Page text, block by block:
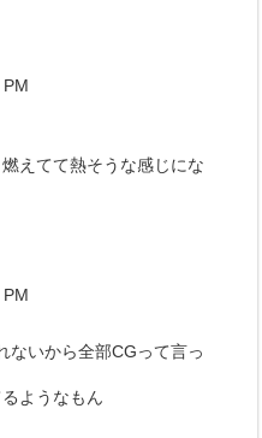
えてて熱そうな感じにな
ないから全部CGって言っ
ようなもん